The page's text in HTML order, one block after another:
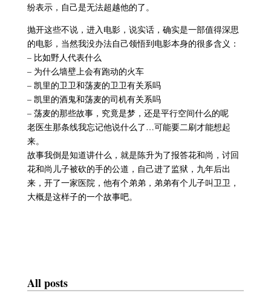
纷表示，自己是无法超越他的了。
抛开这些不说，进入电影，说实话，确实是一部值得深思
的电影，当然我没办法自己领悟到电影本身的很多含义：
– 比如野人代表什么
– 为什么墙壁上会有跑动的火车
– 凯里的卫卫和荡麦的卫卫有关系吗
– 凯里的酒鬼和荡麦的司机有关系吗
– 荡麦的那些故事，究竟是梦，还是平行空间什么的呢
老医生那条线我忘记他说什么了…可能要二刷才能想起
来。
故事我倒是知道讲什么，就是陈升为了报答花和尚，讨回
花和尚儿子被砍的手的公道，自己进了监狱，九年后出
来，开了一家医院，他有个弟弟，弟弟有个儿子叫卫卫，
大概是这样子的一个故事吧。
All posts